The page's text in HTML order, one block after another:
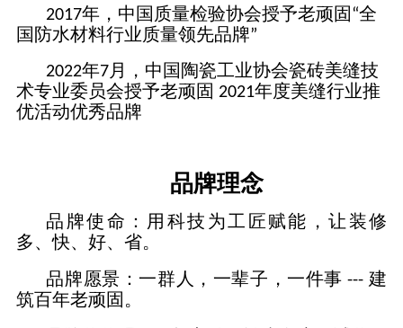
2017年，中国质量检验协会授予老顽固“全
国防水材料行业质量领先品牌”
2022年7月，中国陶瓷工业协会瓷砖美缝技
术专业委员会授予老顽固 2021年度美缝行业推
优活动优秀品牌
品牌理念
品牌使命：用科技为工匠赋能，让装修
多、快、好、省。
品牌愿景：一群人，一辈子，一件事 --- 建
筑百年老顽固。